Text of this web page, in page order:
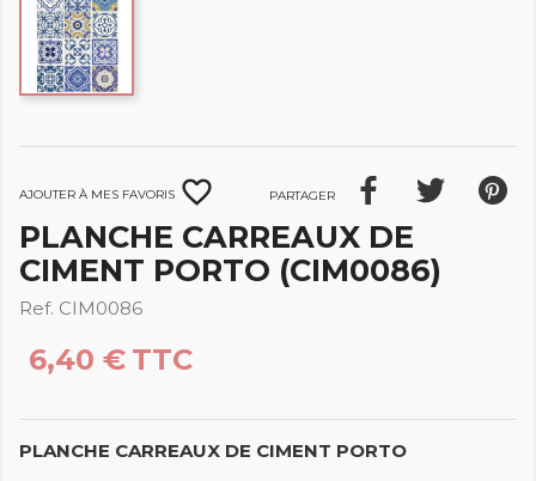
Ajouter à mes favoris favorite_border Partager
PLANCHE CARREAUX DE
CIMENT PORTO (CIM0086)
Ref. CIM0086
6,40 € TTC
PLANCHE CARREAUX DE CIMENT PORTO